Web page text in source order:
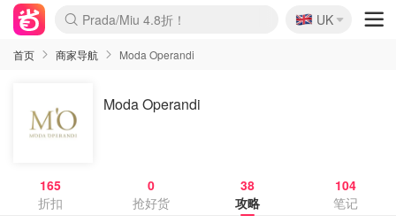
麦卢卡蜂蜜夏促！个位数！
Prada/Miu 4.8折！
啥？必胜客披萨5折！
🇬🇧
UK
首页 商家导航 Moda Operandi
Moda Operandi
165
折扣
0
抢好货
38
攻略
104
笔记